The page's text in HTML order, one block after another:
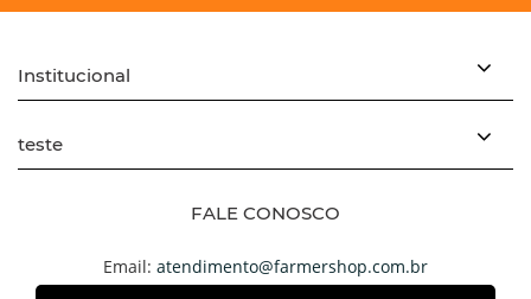
Institucional
teste
FALE CONOSCO
Email: atendimento@farmershop.com.br